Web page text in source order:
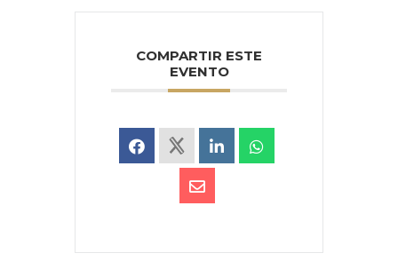
COMPARTIR ESTE
EVENTO